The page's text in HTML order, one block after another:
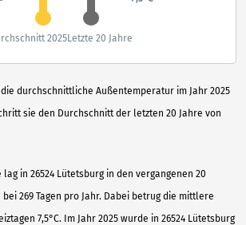
durchschnittliche Außentemperatur im Jahr 2025
sie den Durchschnitt der letzten 20 Jahre von
lag in 26524 Lütetsburg in den vergangenen 20
269 Tagen pro Jahr. Dabei betrug die mittlere
7,5°C. Im Jahr 2025 wurde in 26524 Lütetsburg
2025Letzte 20 Jahre